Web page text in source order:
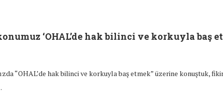
‘OHAL’de hak bilinci ve korkuyla baş
“OHAL’de hak bilinci ve korkuyla baş etmek” üzerine konuştuk,